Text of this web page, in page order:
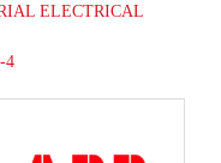
ELECTRICAL
4